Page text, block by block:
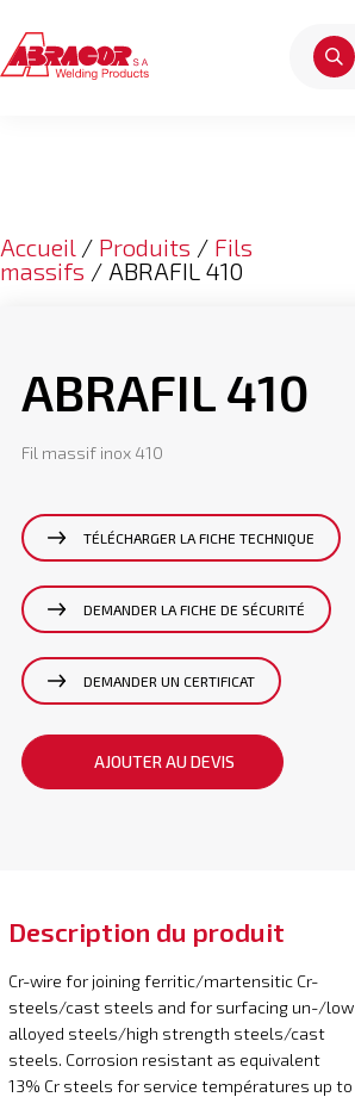
Accueil / Produits / Fils
massifs / ABRAFIL 410
ABRAFIL 410
Fil massif inox 410
TÉLÉCHARGER LA FICHE TECHNIQUE
DEMANDER LA FICHE DE SÉCURITÉ
DEMANDER UN CERTIFICAT
AJOUTER AU DEVIS
Description du produit
Cr-wire for joining ferritic/martensitic Cr-
steels/cast steels and for surfacing un-/low
alloyed steels/high strength steels/cast
steels. Corrosion resistant as equivalent
13% Cr steels for service températures up to